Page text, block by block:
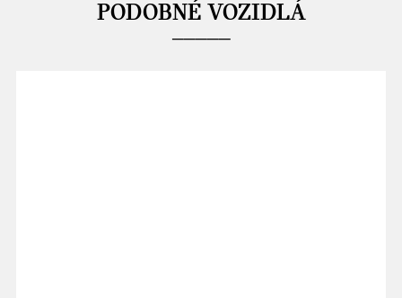
PODOBNÉ VOZIDLÁ